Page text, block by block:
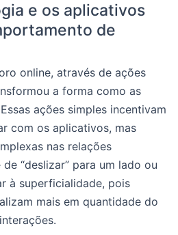
e os aplicativos
de
online, através de ações
a forma como as
ações simples incentivam
com os aplicativos, mas
nas relações
“deslizar” para um lado ou
à superficialidade, pois
mais em quantidade do